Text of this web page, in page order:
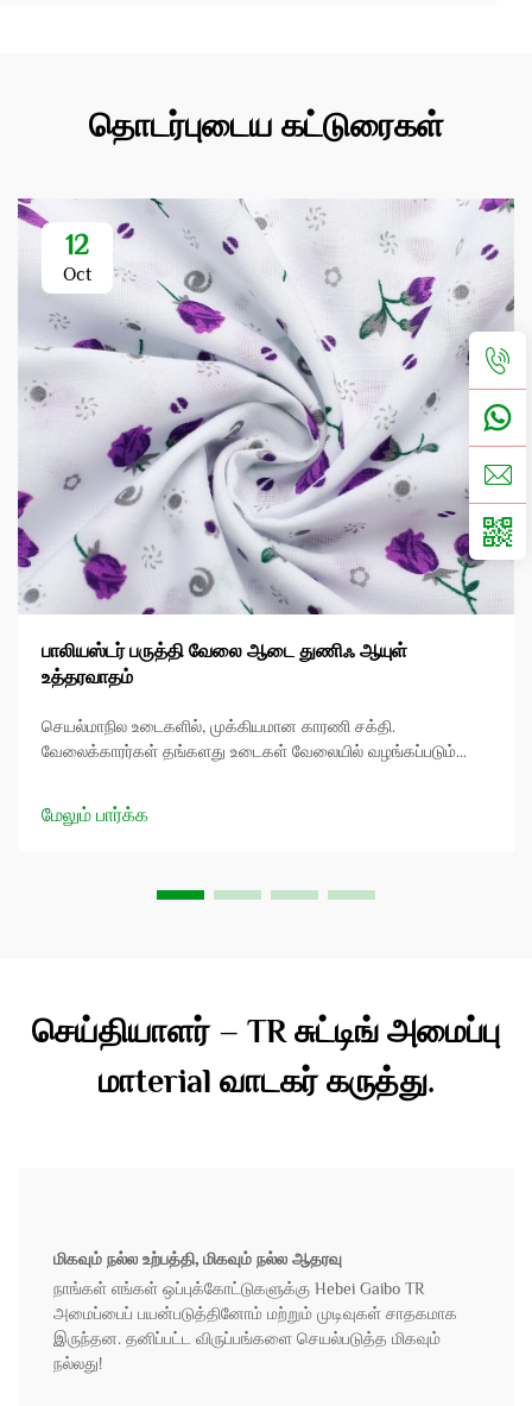
தொடர்புடைய கட்டுரைகள்
12
Oct
பாலியஸ்டர் பருத்தி வேலை ஆடை துணிஃ ஆயுள்
உத்தரவாதம்
செயல்மாநில உடைகளில், முக்கியமான காரணி சக்தி.
வேலைக்காரர்கள் தங்களது உடைகள் வேலையில் வழங்கப்படும்
கோட்டன் வேலைக்கார உடை தூய்மை மற்றும் அதன் தருவிகளை
மேலும் பார்க்க
செய்தியாளர் – TR சுட்டிங் அமைப்பு
மாterial வாடகர் கருத்து.
மிகவும் நல்ல உற்பத்தி, மிகவும் நல்ல ஆதரவு
நாங்கள் எங்கள் ஒப்புக்கோட்டுகளுக்கு Hebei Gaibo TR
அமைப்பைப் பயன்படுத்தினோம் மற்றும் முடிவுகள் சாதகமாக
இருந்தன. தனிப்பட்ட விருப்பங்களை செயல்படுத்த மிகவும்
நல்லது!